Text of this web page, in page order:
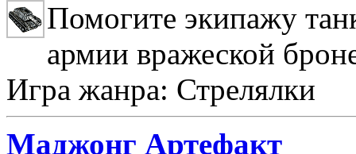
Помогите экипажу
армии вражеской
Игра жанра: Стрелялки
Маджонг Артефакт